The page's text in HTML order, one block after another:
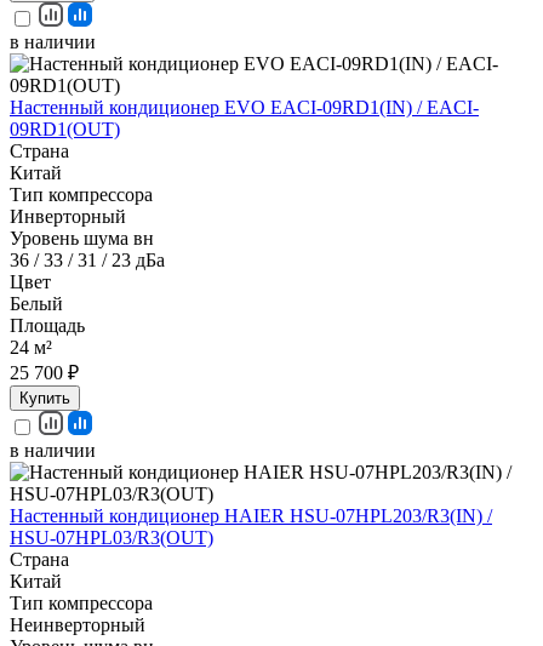
в наличии
Настенный кондиционер EVO EACI-09RD1(IN) / EACI-
09RD1(OUT)
Страна
Китай
Тип компрессора
Инверторный
Уровень шума вн
36 / 33 / 31 / 23 дБа
Цвет
Белый
Площадь
24 м²
25 700 ₽
Купить
в наличии
Настенный кондиционер HAIER HSU-07HPL203/R3(IN) /
HSU-07HPL03/R3(OUT)
Страна
Китай
Тип компрессора
Неинверторный